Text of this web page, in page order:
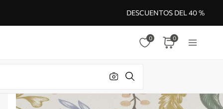
DESCUENTOS DEL 40 %
0 0